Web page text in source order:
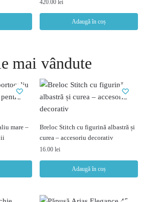
420.00 lei
Adaugă în coș
mai vândute
mare –
Breloc Stitch cu figurină albastră și
curea – accesoriu decorativ
16.00 lei
Adaugă în coș